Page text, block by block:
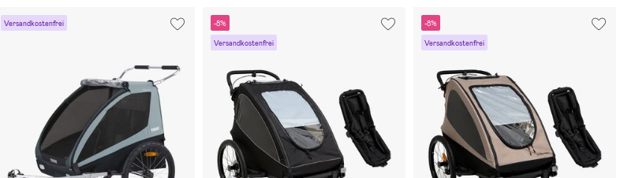
Versandkostenfrei -8%
Versandkostenfrei
-8%
Versandkostenfrei